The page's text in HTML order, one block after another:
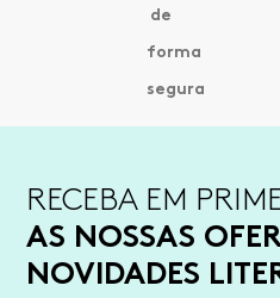
RECEBA EM
AS NOSSAS
NOVIDADES